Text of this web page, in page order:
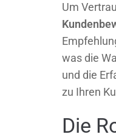
Um
was die
und die
zu Ihren
Die